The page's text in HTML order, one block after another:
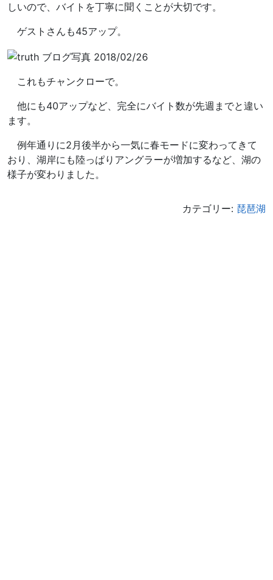
しいので、バイトを丁寧に聞くことが大切です。
ゲストさんも45アップ。
これもチャンクローで。
他にも40アップなど、完全にバイト数が先週までと違い
ます。
例年通りに2月後半から一気に春モードに変わってきて
おり、湖岸にも陸っぱりアングラーが増加するなど、湖の
様子が変わりました。
カテゴリー: 琵琶湖